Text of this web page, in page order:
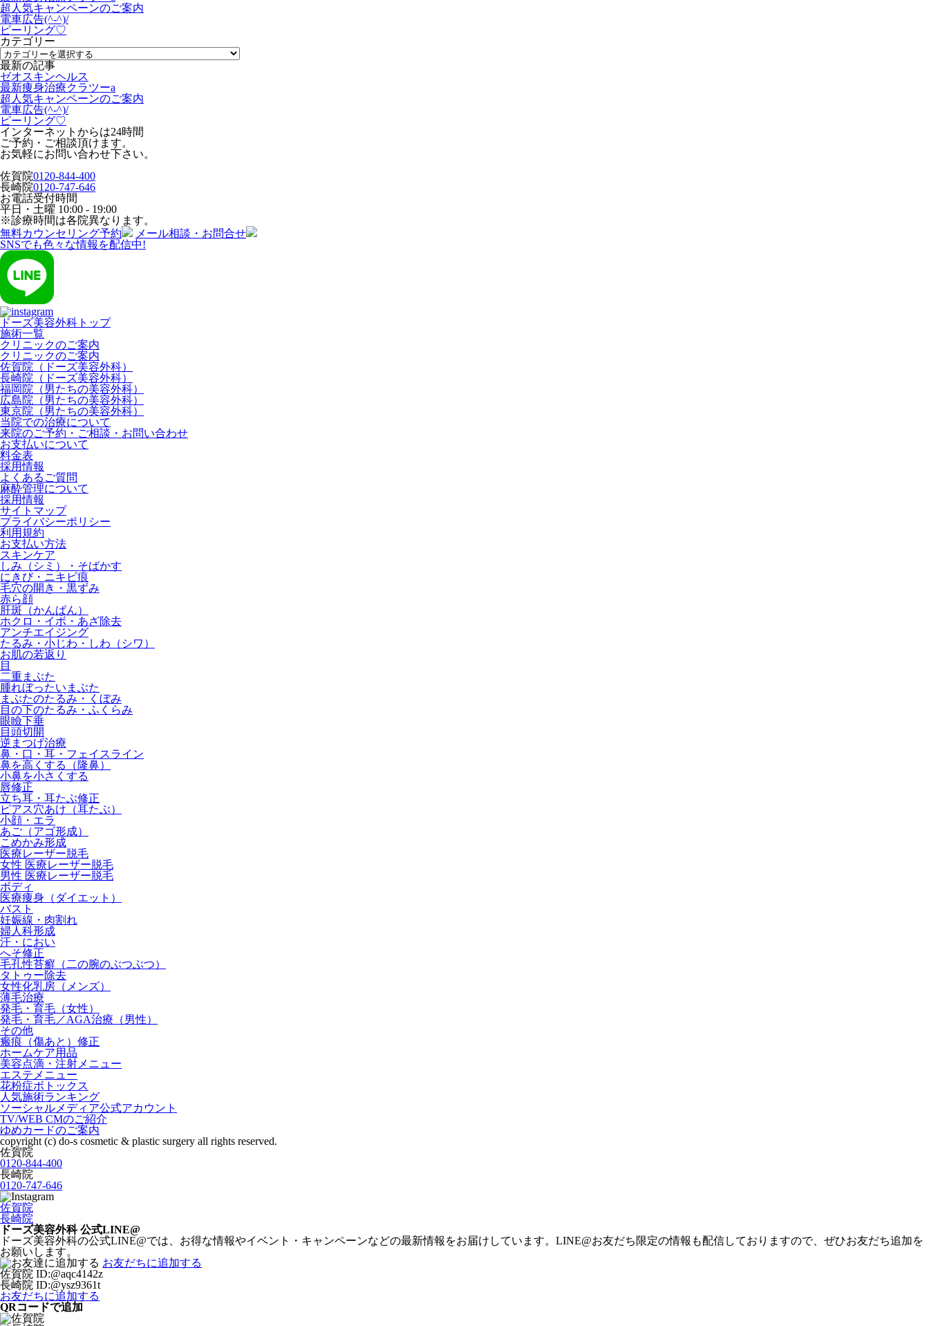
超人気キャンペーンのご案内
電車広告(^-^)/
ピーリング♡
カテゴリー
最新の記事
ゼオスキンヘルス
最新痩身治療クラツーa
超人気キャンペーンのご案内
電車広告(^-^)/
ピーリング♡
インターネットからは24時間
ご予約・ご相談頂けます。
お気軽にお問い合わせ下さい。
佐賀院0120-844-400
長崎院0120-747-646
お電話受付時間
平日・土曜 10:00 - 19:00
※診療時間は各院異なります。
無料カウンセリング予約
メール相談・お問合せ
SNSでも色々な情報を配信中!
ドーズ美容外科トップ
施術一覧
クリニックのご案内
クリニックのご案内
佐賀院（ドーズ美容外科）
長崎院（ドーズ美容外科）
福岡院（男たちの美容外科）
広島院（男たちの美容外科）
東京院（男たちの美容外科）
当院での治療について
来院のご予約・ご相談・お問い合わせ
お支払いについて
料金表
採用情報
よくあるご質問
麻酔管理について
採用情報
サイトマップ
プライバシーポリシー
利用規約
お支払い方法
スキンケア
しみ（シミ）・そばかす
にきび・ニキビ痕
毛穴の開き・黒ずみ
赤ら顔
肝斑（かんぱん）
ホクロ・イボ・あざ除去
アンチエイジング
たるみ・小じわ・しわ（シワ）
お肌の若返り
目
二重まぶた
腫れぼったいまぶた
まぶたのたるみ・くぼみ
目の下のたるみ・ふくらみ
眼瞼下垂
目頭切開
逆まつげ治療
鼻・口・耳・フェイスライン
鼻を高くする（隆鼻）
小鼻を小さくする
唇修正
立ち耳・耳たぶ修正
ピアス穴あけ（耳たぶ）
小顔・エラ
あご（アゴ形成）
こめかみ形成
医療レーザー脱毛
女性 医療レーザー脱毛
男性 医療レーザー脱毛
ボディ
医療痩身（ダイエット）
バスト
妊娠線・肉割れ
婦人科形成
汗・におい
へそ修正
毛孔性苔癬（二の腕のぶつぶつ）
タトゥー除去
女性化乳房（メンズ）
薄毛治療
発毛・育毛（女性）
発毛・育毛／AGA治療（男性）
その他
瘢痕（傷あと）修正
ホームケア用品
美容点滴・注射メニュー
エステメニュー
花粉症ボトックス
人気施術ランキング
ソーシャルメディア公式アカウント
TV/WEB CMのご紹介
ゆめカードのご案内
copyright (c) do-s cosmetic & plastic surgery all rights reserved.
佐賀院
0120-844-400
長崎院
0120-747-646
佐賀院
長崎院
ドーズ美容外科 公式LINE@
ドーズ美容外科の公式LINE@では、お得な情報やイベント・キャンペーンなどの最新情報をお届けしています。LINE@お友だち限定の情報も配信しておりますので、ぜひお友だち追加を
お願いします。
お友だちに追加する
佐賀院 ID:@aqc4142z
長崎院 ID:@ysz9361t
お友だちに追加する
QRコードで追加